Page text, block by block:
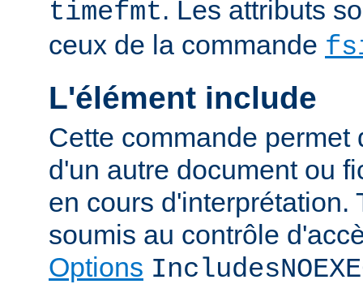
timefmt. Les attributs
ceux de la commande
L'élément include
Cette commande permet
d'un autre document ou
en cours d'interprétation.
soumis au contrôle
Options